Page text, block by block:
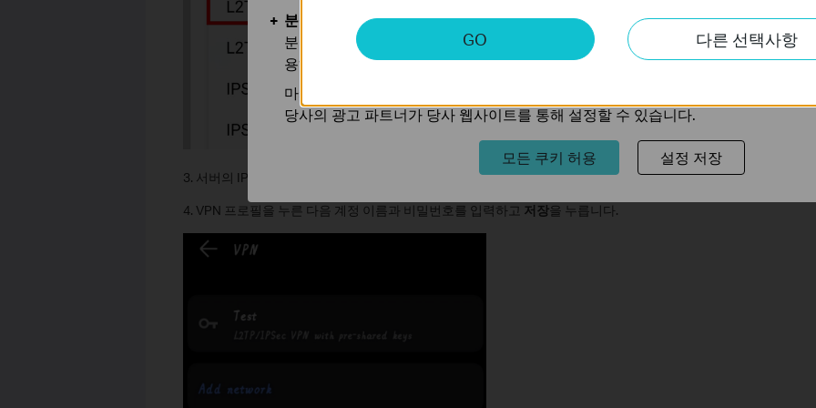
3. 서버의 IP 주소와 IPsec 사전 공유 키를 입력하고 저장을 누릅니다.
4. VPN 프로필을 누른 다음 계정 이름과 비밀번호를 입력하고 저장을 누릅니다.
GO 다른 선택사항
분석 및 마케팅 쿠키
분석 쿠키는 웹사이트의 기능을 개선하고 조정하기 위해 웹사이트에서의 사용자
용하는 쿠키입니다.
마케팅 쿠키는 귀하의 관심사에 대한 프로필을 생성하고 다른 웹사이트에서 관련
당사의 광고 파트너가 당사 웹사이트를 통해 설정할 수 있습니다.
모든 쿠키 허용 설정 저장